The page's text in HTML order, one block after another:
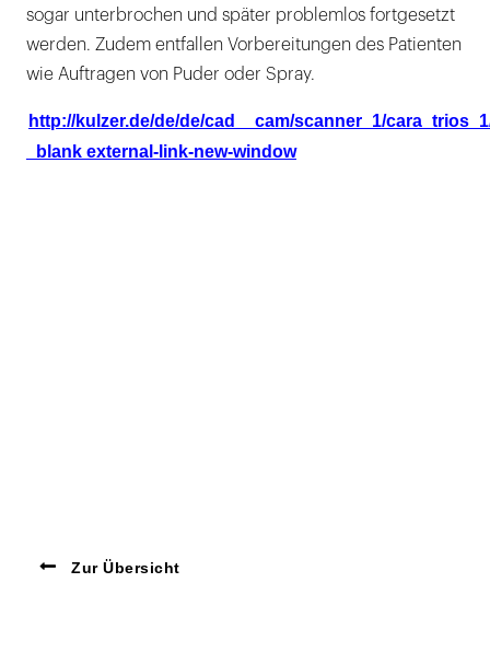
sogar unterbrochen und später problemlos fortgesetzt
werden. Zudem entfallen Vorbereitungen des Patienten
wie Auftragen von Puder oder Spray.
http://kulzer.de/de/de/cad__cam/scanner_1/
_blank external-link-new-window
Zur Übersicht